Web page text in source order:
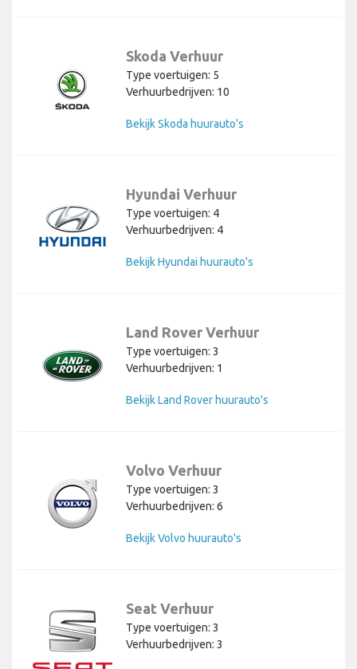
Skoda Verhuur
Type voertuigen: 5
Verhuurbedrijven: 10
Bekijk Skoda huurauto's
Hyundai Verhuur
Type voertuigen: 4
Verhuurbedrijven: 4
Bekijk Hyundai huurauto's
Land Rover Verhuur
Type voertuigen: 3
Verhuurbedrijven: 1
Bekijk Land Rover huurauto's
Volvo Verhuur
Type voertuigen: 3
Verhuurbedrijven: 6
Bekijk Volvo huurauto's
Seat Verhuur
Type voertuigen: 3
Verhuurbedrijven: 3